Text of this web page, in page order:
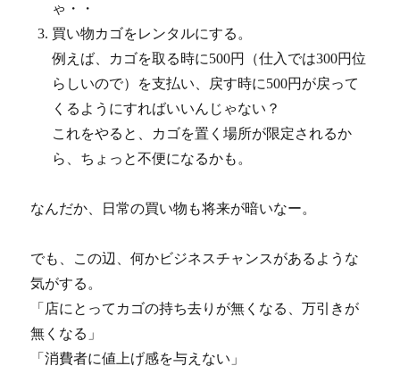
ゃ・・
買い物カゴをレンタルにする。
例えば、カゴを取る時に500円（仕入では300円位
らしいので）を支払い、戻す時に500円が戻って
くるようにすればいいんじゃない？
これをやると、カゴを置く場所が限定されるか
ら、ちょっと不便になるかも。
なんだか、日常の買い物も将来が暗いなー。
でも、この辺、何かビジネスチャンスがあるような
気がする。
「店にとってカゴの持ち去りが無くなる、万引きが
無くなる」
「消費者に値上げ感を与えない」